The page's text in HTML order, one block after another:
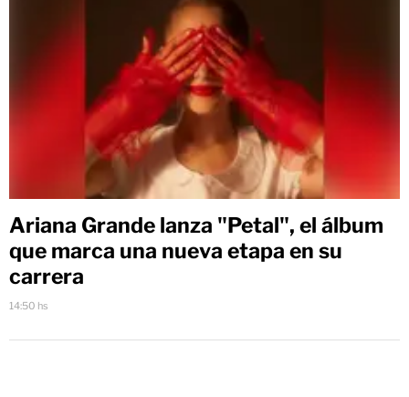
Ariana Grande lanza "Petal", el álbum
que marca una nueva etapa en su
carrera
14:50 hs